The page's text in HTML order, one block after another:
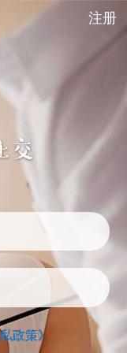
注册
政策》